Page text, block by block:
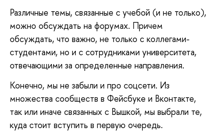
Различные темы, связанные с учебой (и не только),
можно обсуждать на форумах. Причем
обсуждать, что важно, не только с коллегами-
студентами, но и с сотрудниками университета,
отвечающими за определенные направления.
Конечно, мы не забыли и про соцсети. Из
множества сообществ в Фейсбуке и Вконтакте,
так или иначе связанных с Вышкой, мы выбрали те,
куда стоит вступить в первую очередь.